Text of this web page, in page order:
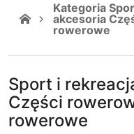
Kategoria
akcesoria
rowerowe
Sport i
Części
rowerowe